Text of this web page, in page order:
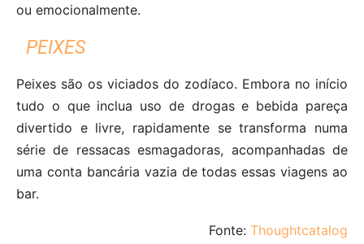
ou emocionalmente.
PEIXES
Peixes são os viciados do zodíaco. Embora no início
tudo o que inclua uso de drogas e bebida pareça
divertido e livre, rapidamente se transforma numa
série de ressacas esmagadoras, acompanhadas de
uma conta bancária vazia de todas essas viagens ao
bar.
Fonte: Thoughtcatalog